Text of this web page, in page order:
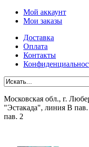
Мой аккаунт
Мои заказы
Доставка
Оплата
Контакты
Московская обл., г.
"Эстакада", линия В
пав. 2